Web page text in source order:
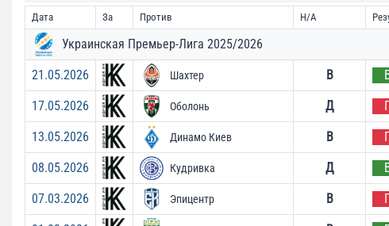
Дата За Против H/A
Украинская Премьер-Лига 2025/2026
21.05.2026 Шахтер В
17.05.2026 Оболонь Д
13.05.2026 Динамо Киев В
08.05.2026 Кудривка Д
07.03.2026 Эпицентр В